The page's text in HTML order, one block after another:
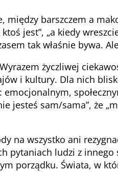
między barszczem a
jest”, „a kiedy
tak właśnie bywa.
życzliwej
i kultury. Dla nich
emocjonalnym,
jesteś sam/sama”, że
na wszystko ani
pytaniach ludzi z innego
porządku. Świata, w